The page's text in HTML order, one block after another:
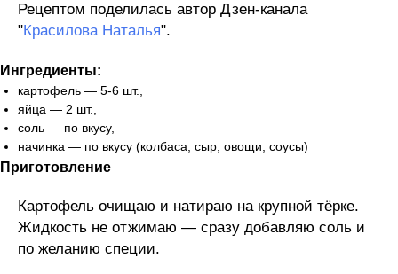
Рецептом поделилась автор Дзен-канала
"Красилова Наталья".
Ингредиенты:
картофель — 5-6 шт.,
яйца — 2 шт.,
соль — по вкусу,
начинка — по вкусу (колбаса, сыр, овощи, соусы)
Приготовление
Картофель очищаю и натираю на крупной тёрке.
Жидкость не отжимаю — сразу добавляю соль и
по желанию специи.